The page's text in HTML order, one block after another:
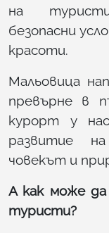
на
безопасни
красоти.
Мальовица
превърне в
курорт у
развитие
човекът и
А как може
туристи?